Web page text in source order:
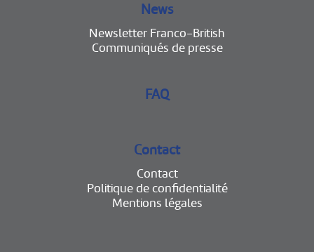
News
Newsletter Franco-British
Communiqués de presse
FAQ
Contact
Contact
Politique de confidentialité
Mentions légales